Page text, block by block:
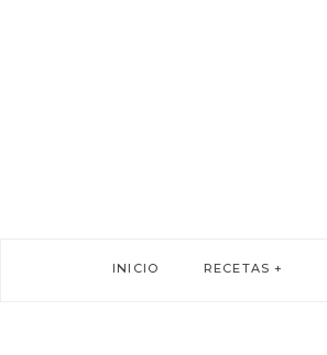
INICIO RECETAS